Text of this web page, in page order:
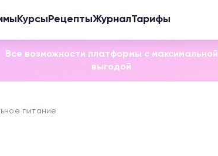
Курсы РецептыЖурналТарифы
Все возможности платформы с максимальной
выгодой
питание